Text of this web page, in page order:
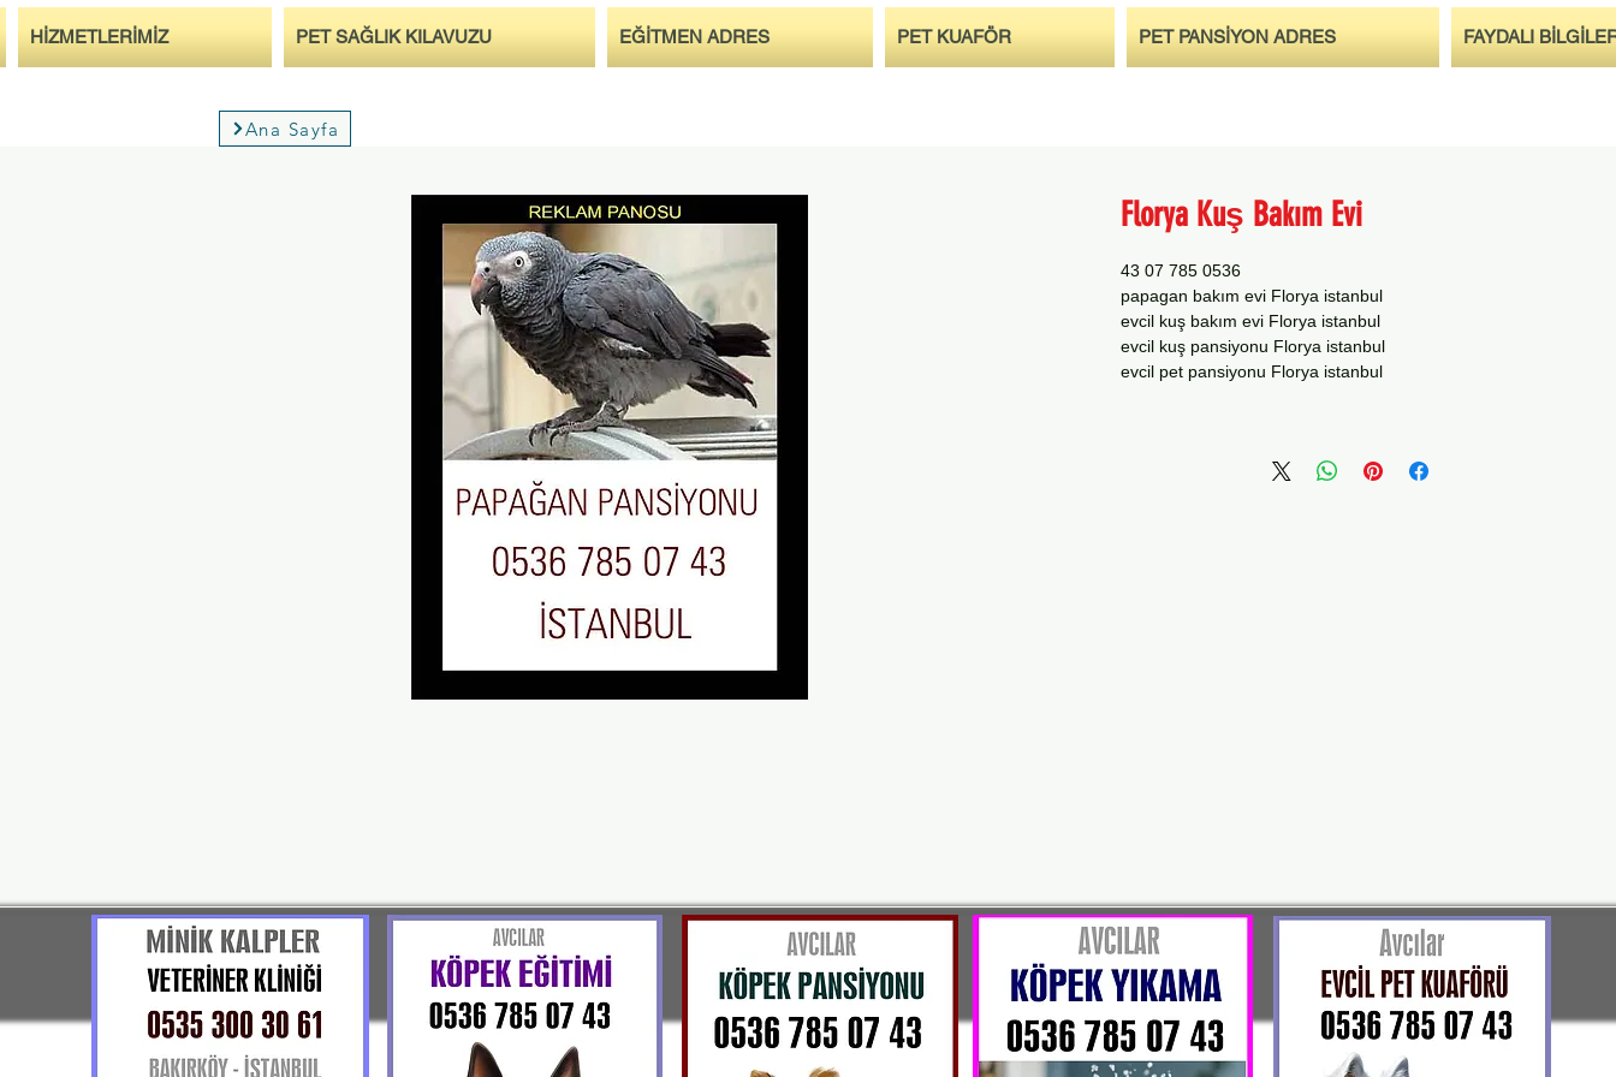
HİZMETLERİMİZ PET SAĞLIK KILAVUZU EĞİTMEN ADRES PET KUAFÖR PET PANSİYON ADRES FAYDALI
Ana Sayfa
Florya Kuş Bakım Evi
0536 785 07 43
papagan bakım evi Florya istanbul
evcil kuş bakım evi Florya istanbul
evcil kuş pansiyonu Florya istanbul
evcil pet pansiyonu Florya istanbul